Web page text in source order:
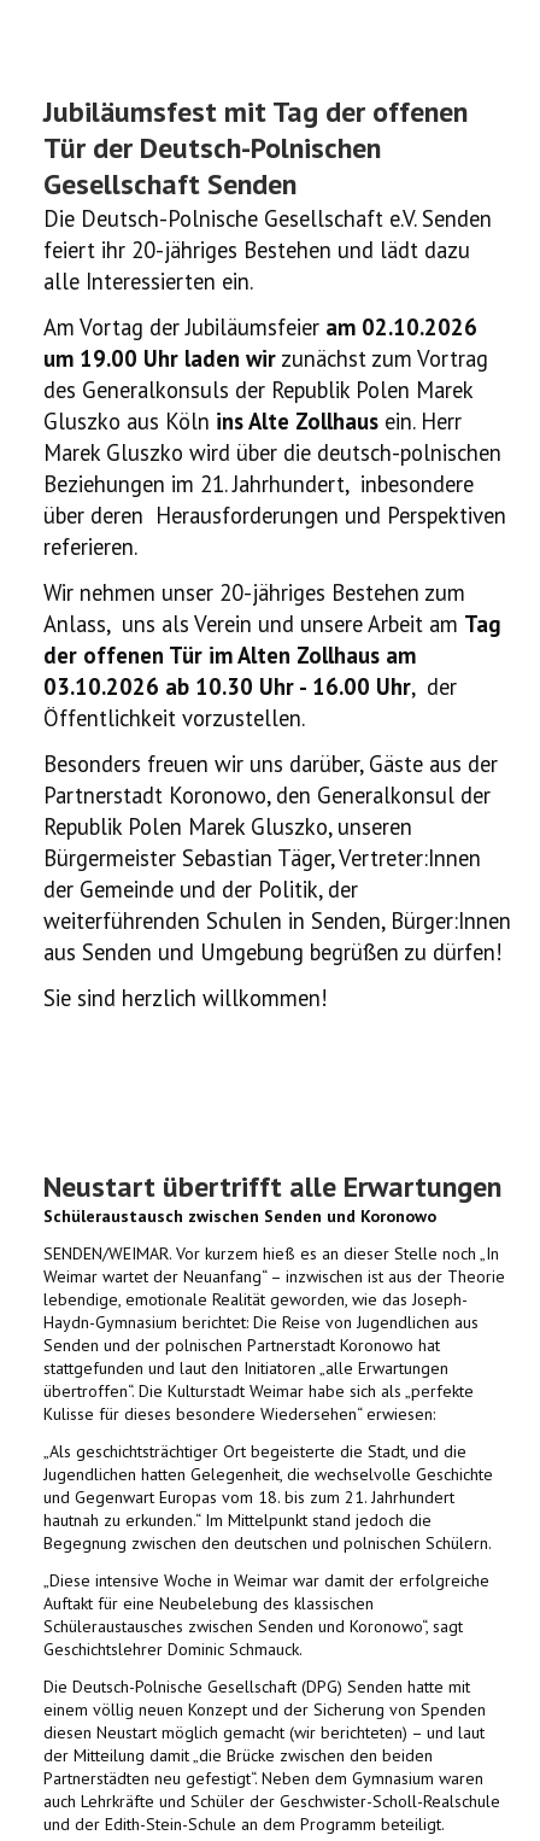
Jubiläumsfest mit Tag der offenen
Tür der Deutsch-Polnischen
Gesellschaft Senden
Die Deutsch-Polnische Gesellschaft e.V. Senden
feiert ihr 20-jähriges Bestehen und lädt dazu
alle Interessierten ein.
Am Vortag der Jubiläumsfeier am 02.10.2026
um 19.00 Uhr laden wir zunächst zum Vortrag
des Generalkonsuls der Republik Polen Marek
Gluszko aus Köln ins Alte Zollhaus ein. Herr
Marek Gluszko wird über die deutsch-polnischen
Beziehungen im 21. Jahrhundert, inbesondere
über deren Herausforderungen und Perspektiven
referieren.
Wir nehmen unser 20-jähriges Bestehen zum
Anlass, uns als Verein und unsere Arbeit am Tag
der offenen Tür im Alten Zollhaus am
03.10.2026 ab 10.30 Uhr - 16.00 Uhr, der
Öffentlichkeit vorzustellen.
Besonders freuen wir uns darüber, Gäste aus der
Partnerstadt Koronowo, den Generalkonsul der
Republik Polen Marek Gluszko, unseren
Bürgermeister Sebastian Täger, Vertreter:Innen
der Gemeinde und der Politik, der
weiterführenden Schulen in Senden, Bürger:Innen
aus Senden und Umgebung begrüßen zu dürfen!
Sie sind herzlich willkommen!
Neustart übertrifft alle Erwartungen
Schüleraustausch zwischen Senden und Koronowo
SENDEN/WEIMAR. Vor kurzem hieß es an dieser Stelle noch „In
Weimar wartet der Neuanfang“ – inzwischen ist aus der Theorie
lebendige, emotionale Realität geworden, wie das Joseph-
Haydn-Gymnasium berichtet: Die Reise von Jugendlichen aus
Senden und der polnischen Partnerstadt Koronowo hat
stattgefunden und laut den Initiatoren „alle Erwartungen
übertroffen“. Die Kulturstadt Weimar habe sich als „perfekte
Kulisse für dieses besondere Wiedersehen“ erwiesen:
„Als geschichtsträchtiger Ort begeisterte die Stadt, und die
Jugendlichen hatten Gelegenheit, die wechselvolle Geschichte
und Gegenwart Europas vom 18. bis zum 21. Jahrhundert
hautnah zu erkunden.“ Im Mittelpunkt stand jedoch die
Begegnung zwischen den deutschen und polnischen Schülern.
„Diese intensive Woche in Weimar war damit der erfolgreiche
Auftakt für eine Neubelebung des klassischen
Schüleraustausches zwischen Senden und Koronowo“, sagt
Geschichtslehrer Dominic Schmauck.
Die Deutsch-Polnische Gesellschaft (DPG) Senden hatte mit
einem völlig neuen Konzept und der Sicherung von Spenden
diesen Neustart möglich gemacht (wir berichteten) – und laut
der Mitteilung damit „die Brücke zwischen den beiden
Partnerstädten neu gefestigt“. Neben dem Gymnasium waren
auch Lehrkräfte und Schüler der Geschwister-Scholl-Realschule
und der Edith-Stein-Schule an dem Programm beteiligt.